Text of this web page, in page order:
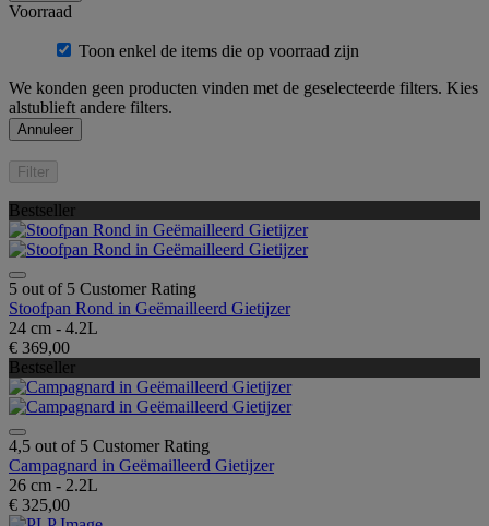
Voorraad
Toon enkel de items die op voorraad zijn
We konden geen producten vinden met de geselecteerde filters. Kies
alstublieft andere filters.
Annuleer
Filter
Bestseller
5 out of 5 Customer Rating
Stoofpan Rond in Geëmailleerd Gietijzer
24 cm - 4.2L
€ 369,00
Bestseller
4,5 out of 5 Customer Rating
Campagnard in Geëmailleerd Gietijzer
26 cm - 2.2L
€ 325,00